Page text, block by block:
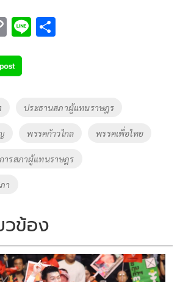
C
p
y
Li
ประธานสภาผู้แทนราษฎร
พรรคก้าวไกล พรรคเพื่อไทย
ารสภาผู้แทนราษฎร
า
วข้อง